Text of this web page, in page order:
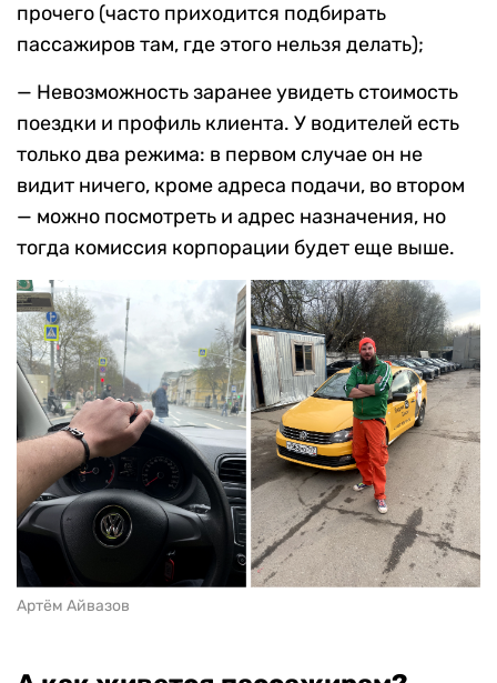
прочего (часто приходится подбирать
пассажиров там, где этого нельзя делать);
— Невозможность заранее увидеть стоимость
поездки и профиль клиента. У водителей есть
только два режима: в первом случае он не
видит ничего, кроме адреса подачи, во втором
— можно посмотреть и адрес назначения, но
тогда комиссия корпорации будет еще выше.
Артём Айвазов